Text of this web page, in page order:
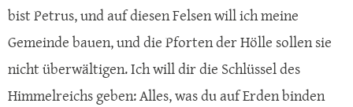
bist Petrus, und auf diesen Felsen will ich meine
Gemeinde bauen, und die Pforten der Hölle sollen sie
nicht überwältigen. Ich will dir die Schlüssel des
Himmelreichs geben: Alles, was du auf Erden binden